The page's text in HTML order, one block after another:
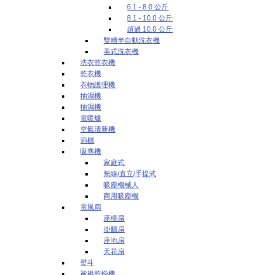
6.1 - 8.0 公斤
8.1 - 10.0 公斤
超過 10.0 公斤
雙糟半自動洗衣機
美式洗衣機
洗衣乾衣機
乾衣機
衣物護理機
抽濕機
抽濕機
電暖爐
空氣清新機
酒櫃
吸塵機
家庭式
無線/直立/手提式
吸塵機械人
商用吸塵機
電風扇
座檯扇
掛牆扇
座地扇
天花扇
熨斗
被褥乾燥機